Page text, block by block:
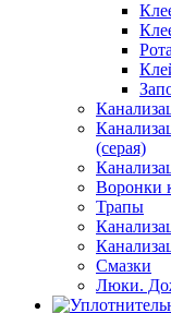
(серая)
Воронки
Трапы
Смазки
Люки.